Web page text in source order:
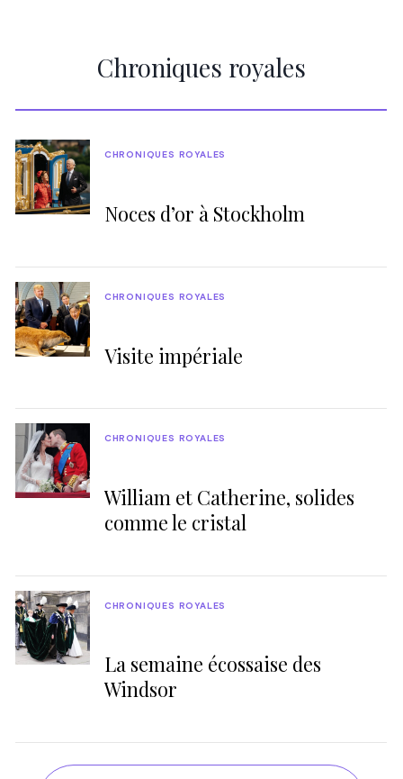
Chroniques royales
Noces d’or à Stockholm
CHRONIQUES ROYALES
Visite impériale
CHRONIQUES ROYALES
William et Catherine, solides
comme le cristal
CHRONIQUES ROYALES
La semaine écossaise des
Windsor
CHRONIQUES ROYALES